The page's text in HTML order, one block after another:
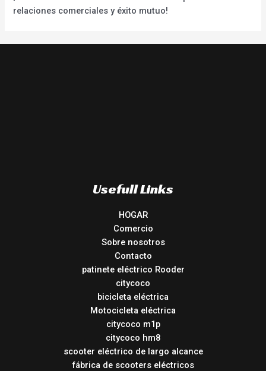
relaciones comerciales y éxito mutuo!
Usefull Links
HOGAR
Comercio
Sobre nosotros
Contacto
patinete eléctrico Rooder
citycoco
bicicleta eléctrica
Motocicleta eléctrica
citycoco m1p
citycoco hm8
scooter eléctrico de largo alcance
fábrica de scooters eléctricos